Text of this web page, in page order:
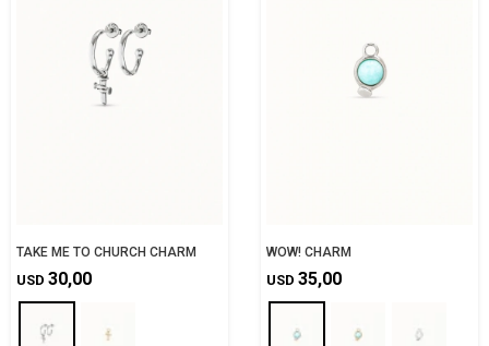
TAKE ME TO CHURCH CHARM
USD 30,00
WOW! CHARM
USD 35,00